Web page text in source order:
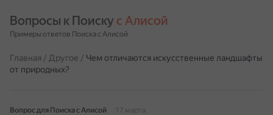
Вопросы к Поиску с Алисой
Примеры ответов Поиска с Алисой
Главная / Другое / Чем отличаются искусственные ландшафты
от природных?
Вопрос для Поиска с Алисой
17 марта